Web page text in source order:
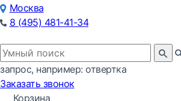
Москва
8 (495) 481-41-34
запрос, например: отвертка
Заказать звонок
Корзина